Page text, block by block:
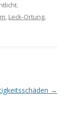
, Leck-Ortung,
→